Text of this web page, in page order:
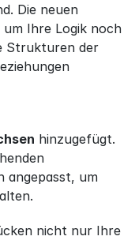
Die neuen
Ihre Logik noch
Strukturen der
hinzugefügt.
angepasst, um
nicht nur Ihre